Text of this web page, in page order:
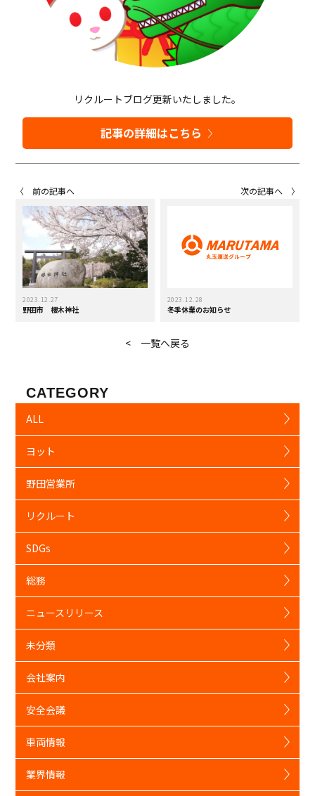
リクルートブログ更新いたしました。
記事の詳細はこちら
〈 前の記事へ
2023.12.27
野田市 櫻木神社
次の記事へ 〉
2023.12.28
冬季休業のお知らせ
< 一覧へ戻る
CATEGORY
ALL
ヨット
野田営業所
リクルート
SDGs
総務
ニュースリリース
未分類
会社案内
安全会議
車両情報
業界情報